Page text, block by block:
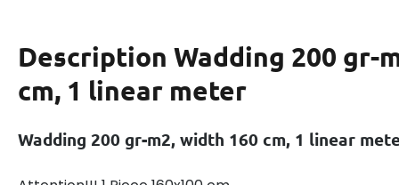
Description Wadding 200 gr-
cm, 1 linear meter
Wadding 200 gr-m2, width 160 cm, 1 linear